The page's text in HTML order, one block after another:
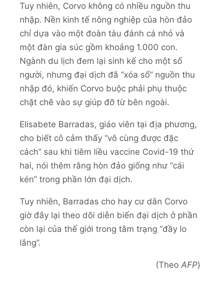
Tuy nhiên, Corvo không có nhiều nguồn thu
nhập. Nền kinh tế nông nghiệp của hòn đảo
chỉ dựa vào một đoàn tàu đánh cá nhỏ và
một đàn gia súc gồm khoảng 1.000 con.
Ngành du lịch đem lại sinh kế cho một số
người, nhưng đại dịch đã “xóa sổ” nguồn thu
nhập đó, khiến Corvo buộc phải phụ thuộc
chặt chẽ vào sự giúp đỡ từ bên ngoài.
Elisabete Barradas, giáo viên tại địa phương,
cho biết cô cảm thấy “vô cùng được đặc
cách” sau khi tiêm liều vaccine Covid-19 thứ
hai, nói thêm rằng hòn đảo giống như “cái
kén” trong phần lớn đại dịch.
Tuy nhiên, Barradas cho hay cư dân Corvo
giờ đây lại theo dõi diễn biến đại dịch ở phần
còn lại của thế giới trong tâm trạng “đầy lo
lắng”.
(Theo AFP)